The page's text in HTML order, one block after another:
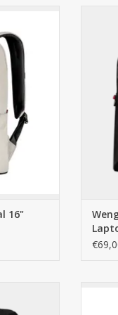
een 16"
en
Arnhem.
16"